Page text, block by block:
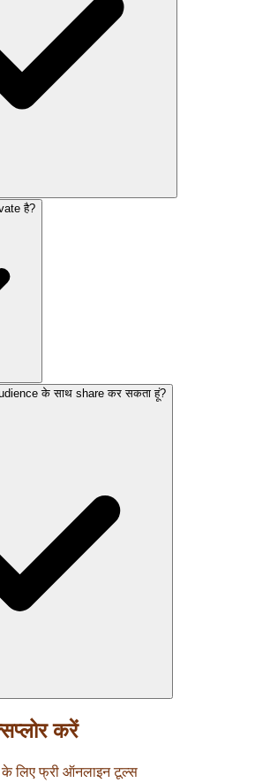
है?
के साथ share कर सकता हूं?
करें
लिए फ्री ऑनलाइन टूल्स